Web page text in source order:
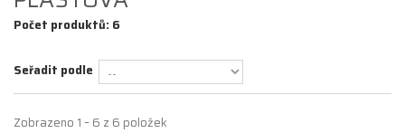
Počet produktů: 6
Seřadit podle
Zobrazeno 1 – 6 z 6 položek